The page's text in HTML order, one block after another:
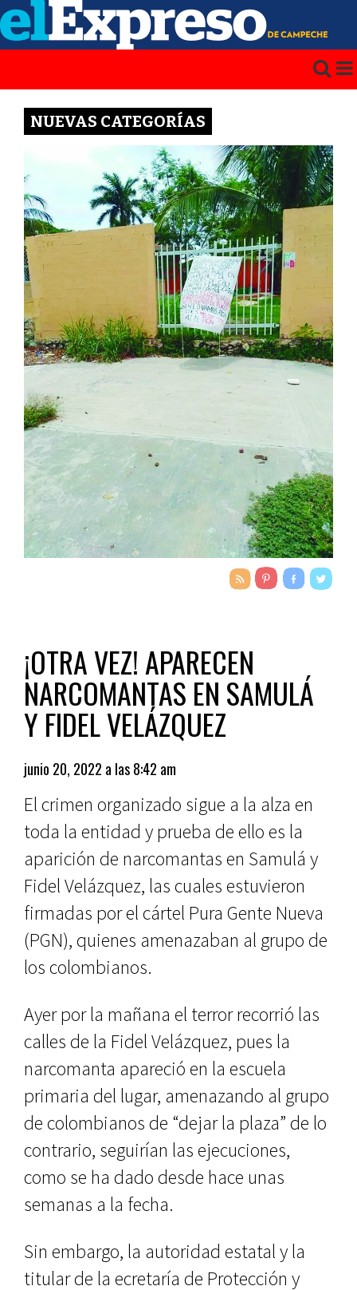
NUEVAS CATEGORÍAS
¡OTRA VEZ! APARECEN
NARCOMANTAS EN SAMULÁ
Y FIDEL VELÁZQUEZ
junio 20, 2022 a las 8:42 am
El crimen organizado sigue a la alza en
toda la entidad y prueba de ello es la
aparición de narcomantas en Samulá y
Fidel Velázquez, las cuales estuvieron
firmadas por el cártel Pura Gente Nueva
(PGN), quienes amenazaban al grupo de
los colombianos.
Ayer por la mañana el terror recorrió las
calles de la Fidel Velázquez, pues la
narcomanta apareció en la escuela
primaria del lugar, amenazando al grupo
de colombianos de “dejar la plaza” de lo
contrario, seguirían las ejecuciones,
como se ha dado desde hace unas
semanas a la fecha.
Sin embargo, la autoridad estatal y la
titular de la ecretaría de Protección y